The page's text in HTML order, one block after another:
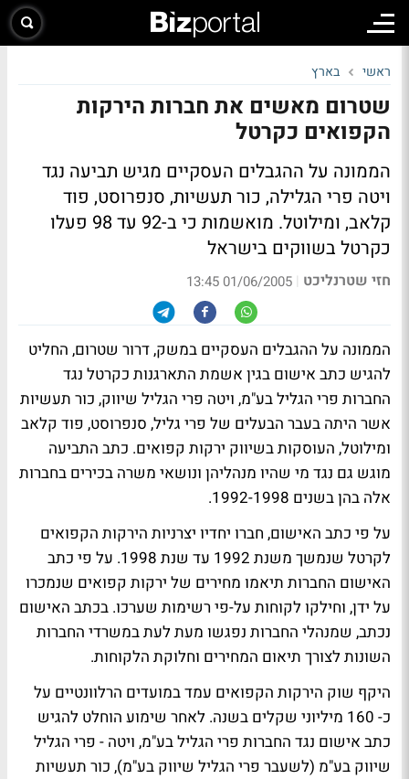
ראשי בארץ
שטרום מאשים את חברות הירקות
הקפואים כקרטל
הממונה על ההגבלים העסקיים מגיש תביעה נגד
ויטה פרי הגלילה, כור תעשיות, סנפרוסט, פוד
קלאב, ומילוטל. מואשמות כי ב-92 עד 98 פעלו
כקרטל בשווקים בישראל
חזי שטרנליכט |
01/06/2005 13:45
הממונה על ההגבלים העסקיים במשק, דרור שטרום, החליט
להגיש כתב אישום בגין אשמת התארגנות כקרטל נגד
החברות פרי הגליל בע"מ, ויטה פרי הגליל שיווק, כור תעשיות
אשר היתה בעבר הבעלים של פרי גליל, סנפרוסט, פוד קלאב
ומילוטל, העוסקות בשיווק ירקות קפואים. כתב התביעה
מוגש גם נגד מי שהיו מנהליהן ונושאי משרה בכירים בחברות
אלה בהן בשנים 1992-1998.
על פי כתב האישום, חברו יחדיו יצרניות הירקות הקפואים
לקרטל שנמשך משנת 1992 עד שנת 1998. על פי כתב
האישום החברות תיאמו מחירים של ירקות קפואים שנמכרו
על ידן, וחילקו לקוחות על-פי רשימות שערכו. בכתב האישום
נכתב, שמנהלי החברות נפגשו מעת לעת במשרדי החברות
השונות לצורך תיאום המחירים וחלוקת הלקוחות.
היקף שוק הירקות הקפואים עמד במועדים הרלוונטיים על
כ- 160 מיליוני שקלים בשנה. לאחר שימוע הוחלט להגיש
כתב אישום נגד החברות פרי הגליל בע"מ, ויטה - פרי הגליל
שיווק בע"מ (לשעבר פרי הגליל שיווק בע"מ), כור תעשיות